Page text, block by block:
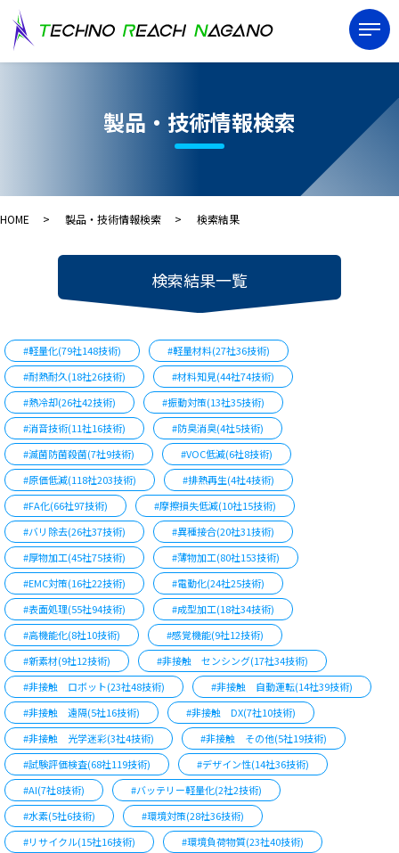
製品・技術情報検索
HOME 製品・技術情報検索 検索結果
検索結果一覧
#軽量化(79社148技術)
#軽量材料(27社36技術)
#耐熱耐久(18社26技術)
#材料知見(44社74技術)
#熱冷却(26社42技術)
#振動対策(13社35技術)
#消音技術(11社16技術)
#防臭消臭(4社5技術)
#滅菌防菌殺菌(7社9技術)
#VOC低減(6社8技術)
#原価低減(118社203技術)
#排熱再生(4社4技術)
#FA化(66社97技術)
#摩擦損失低減(10社15技術)
#バリ除去(26社37技術)
#異種接合(20社31技術)
#厚物加工(45社75技術)
#薄物加工(80社153技術)
#EMC対策(16社22技術)
#電動化(24社25技術)
#表面処理(55社94技術)
#成型加工(18社34技術)
#高機能化(8社10技術)
#感覚機能(9社12技術)
#新素材(9社12技術)
#非接触 センシング(17社34技術)
#非接触 ロボット(23社48技術)
#非接触 自動運転(14社39技術)
#非接触 遠隔(5社16技術)
#非接触 DX(7社10技術)
#非接触 光学迷彩(3社4技術)
#非接触 その他(5社19技術)
#試験評価検査(68社119技術)
#デザイン性(14社36技術)
#AI(7社8技術)
#バッテリー軽量化(2社2技術)
#水素(5社6技術)
#環境対策(28社36技術)
#リサイクル(15社16技術)
#環境負荷物質(23社40技術)